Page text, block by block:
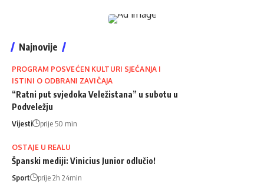
Najnovije
PROGRAM POSVEĆEN KULTURI SJEĆANJA I
ISTINI O ODBRANI ZAVIČAJA
“Ratni put svjedoka Veležistana” u subotu u
Podveležju
Vijesti prije 50 min
OSTAJE U REALU
Španski mediji: Vinicius Junior odlučio!
Sport prije 2h 24min